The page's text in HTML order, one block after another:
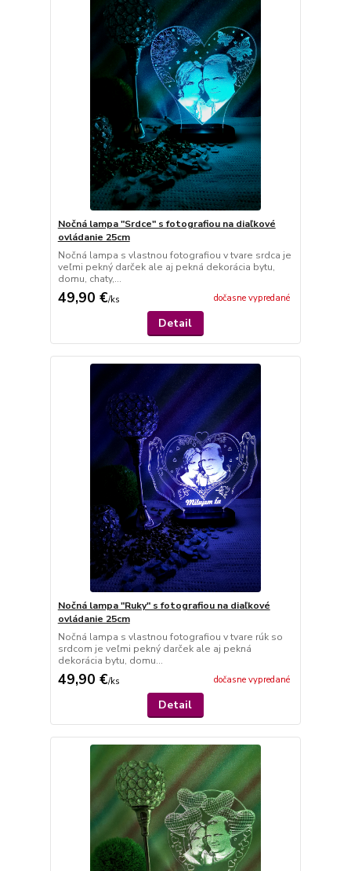
Nočná lampa "Srdce" s fotografiou na diaľkové
ovládanie 25cm
Nočná lampa s vlastnou fotografiou v tvare srdca je
veľmi pekný darček ale aj pekná dekorácia bytu,
domu, chaty,...
49,90 €/ks dočasne vypredané
Detail
Nočná lampa "Ruky" s fotografiou na diaľkové
ovládanie 25cm
Nočná lampa s vlastnou fotografiou v tvare rúk so
srdcom je veľmi pekný darček ale aj pekná
dekorácia bytu, domu...
49,90 €/ks dočasne vypredané
Detail